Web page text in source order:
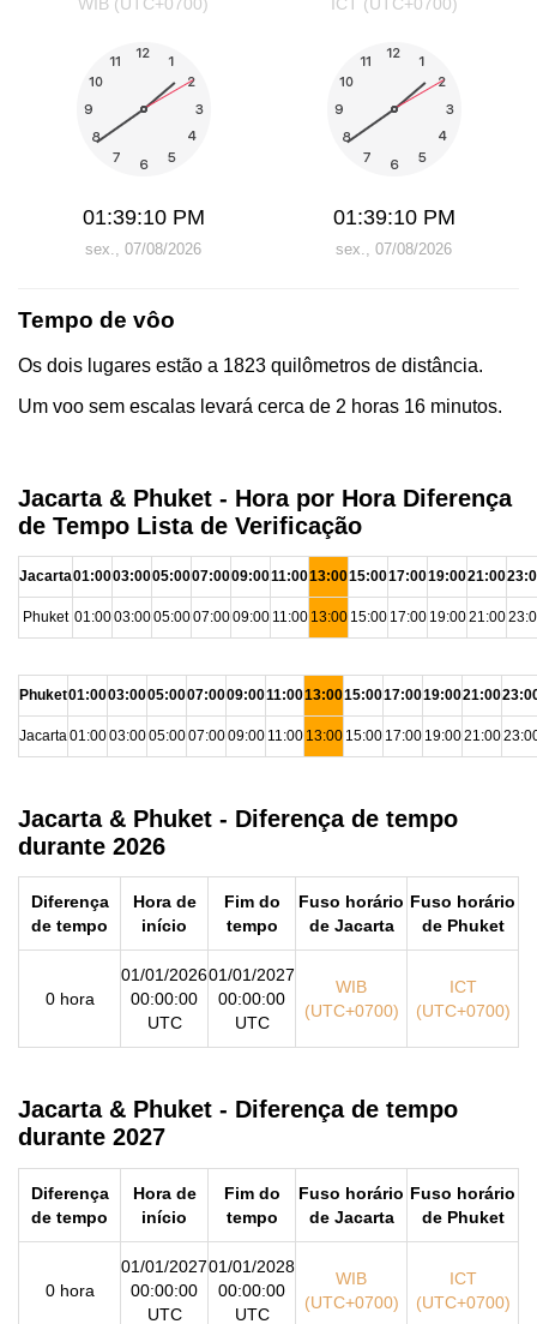
01:39:10 PM
sex., 07/08/2026
01:39:10 PM
sex., 07/08/2026
Tempo de vôo
Os dois lugares estão a 1823 quilômetros de distância.
Um voo sem escalas levará cerca de 2 horas 16 minutos.
Jacarta & Phuket - Hora por Hora Diferença
de Tempo Lista de Verificação
Jacarta01:0003:0005:0007:0009:0011:0013:0015:0017:0019:0021:00
Phuket 01:0003:0005:0007:0009:00 11:00 13:00 15:00 17:00 19:0021:00
Phuket01:0003:0005:0007:0009:0011:0013:0015:0017:0019:0021:00
Jacarta01:0003:0005:0007:0009:00 11:00 13:00 15:00 17:00 19:0021:00
Jacarta & Phuket - Diferença de tempo
durante 2026
Diferença
de tempo
Hora de
início
Fim do
tempo
Fuso horário
de Jacarta
Fuso horário
de Phuket
0 hora
01/01/2026
00:00:00
UTC
01/01/2027
00:00:00
UTC
WIB
(UTC+0700)
ICT
(UTC+0700)
Jacarta & Phuket - Diferença de tempo
durante 2027
Diferença
de tempo
Hora de
início
Fim do
tempo
Fuso horário
de Jacarta
Fuso horário
de Phuket
0 hora
01/01/2027
00:00:00
UTC
01/01/2028
00:00:00
UTC
WIB
(UTC+0700)
ICT
(UTC+0700)